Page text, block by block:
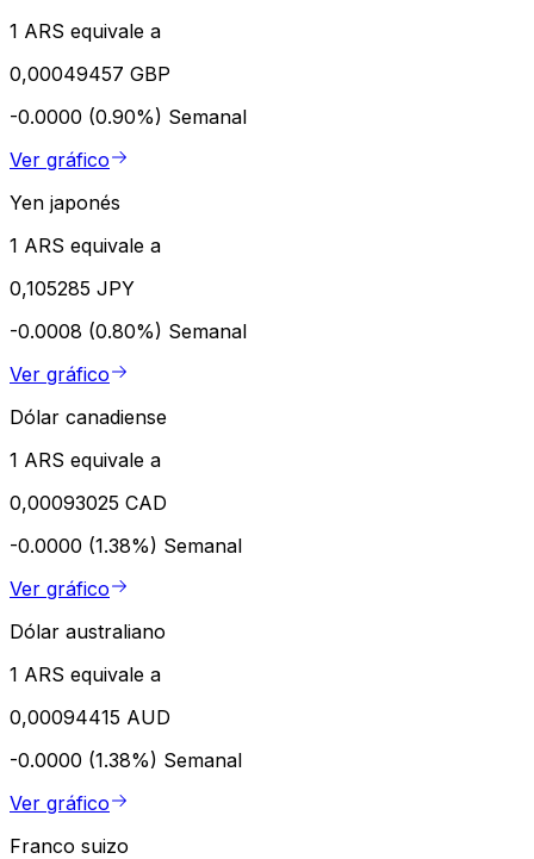
1 ARS equivale a
0,00049457 GBP
-0.0000 (0.90%) Semanal
Ver gráfico
Yen japonés
1 ARS equivale a
0,105285 JPY
-0.0008 (0.80%) Semanal
Ver gráfico
Dólar canadiense
1 ARS equivale a
0,00093025 CAD
-0.0000 (1.38%) Semanal
Ver gráfico
Dólar australiano
1 ARS equivale a
0,00094415 AUD
-0.0000 (1.38%) Semanal
Ver gráfico
Franco suizo